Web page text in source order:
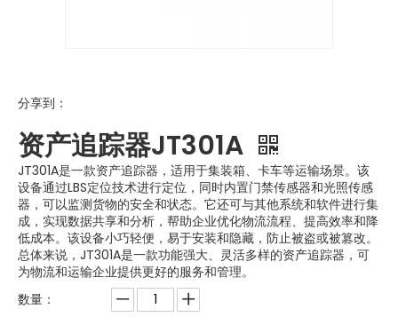
分享到：
资产追踪器JT301A
JT301A是一款资产追踪器，适用于集装箱、卡车等运输场景。该
设备通过LBS定位技术进行定位，同时内置门禁传感器和光照传感
器，可以监测货物的安全和状态。它还可与其他系统和软件进行集
成，实现数据共享和分析，帮助企业优化物流流程、提高效率和降
低成本。该设备小巧轻便，易于安装和隐藏，防止被盗或被篡改。
总体来说，JT301A是一款功能强大、灵活多样的资产追踪器，可
为物流和运输企业提供更好的服务和管理。
数量：